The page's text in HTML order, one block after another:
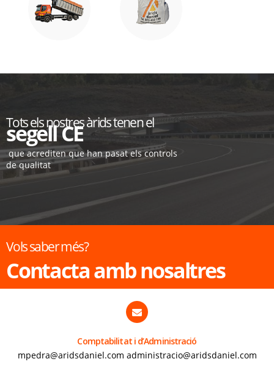
Tots els nostres àrids tenen el
segell CE
que acrediten que han pasat els controls
de qualitat
Vols saber més?
Contacta amb nosaltres
Comptabilitat i d’Administració
mpedra@aridsdaniel.com administracio@aridsdaniel.com